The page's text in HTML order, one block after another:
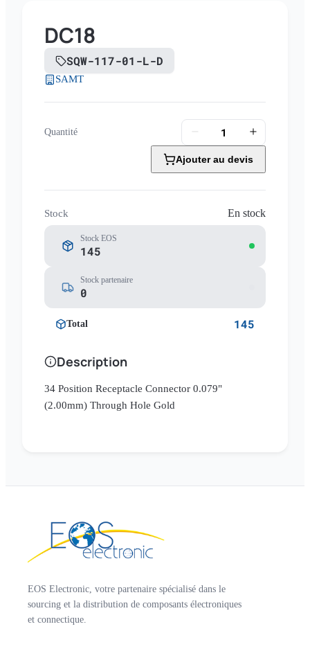
DC18
SQW-117-01-L-D
SAMT
Quantité
Ajouter au devis
Stock En stock
Stock EOS
145
Stock partenaire
0
Total 145
Description
34 Position Receptacle Connector 0.079"
(2.00mm) Through Hole Gold
EOS Electronic, votre partenaire spécialisé dans le
sourcing et la distribution de composants électroniques
et connectique.